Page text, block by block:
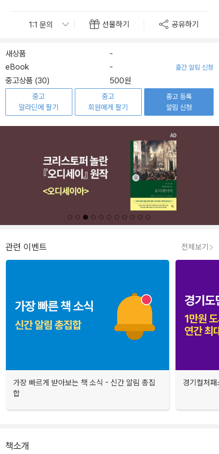
선물하기 공유하기
새상품
-
eBook
- 출간 알림 신청
중고상품 (30) 500원
중고
알라딘에 팔기
중고
회원에게 팔기
중고 등록
알림 신청
관련 이벤트 전체보기
가장 빠르게 받아보는 책 소식 - 신간 알림 총집
합
경기컬처
책소개